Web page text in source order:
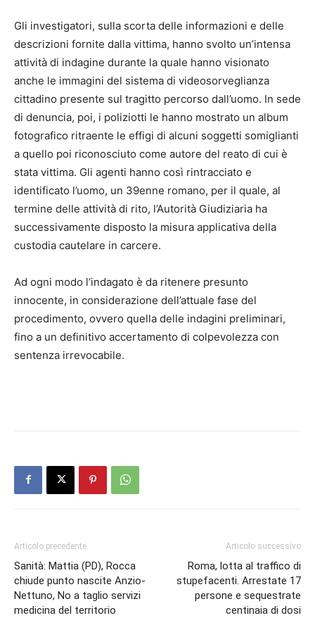
Gli investigatori, sulla scorta delle informazioni e delle
descrizioni fornite dalla vittima, hanno svolto un’intensa
attività di indagine durante la quale hanno visionato
anche le immagini del sistema di videosorveglianza
cittadino presente sul tragitto percorso dall’uomo. In sede
di denuncia, poi, i poliziotti le hanno mostrato un album
fotografico ritraente le effigi di alcuni soggetti somiglianti
a quello poi riconosciuto come autore del reato di cui è
stata vittima. Gli agenti hanno così rintracciato e
identificato l’uomo, un 39enne romano, per il quale, al
termine delle attività di rito, l’Autorità Giudiziaria ha
successivamente disposto la misura applicativa della
custodia cautelare in carcere.
Ad ogni modo l’indagato è da ritenere presunto
innocente, in considerazione dell’attuale fase del
procedimento, ovvero quella delle indagini preliminari,
fino a un definitivo accertamento di colpevolezza con
sentenza irrevocabile.
Articolo precedente
Sanità: Mattia (PD), Rocca
chiude punto nascite Anzio-
Nettuno, No a taglio servizi
medicina del territorio
Articolo successivo
Roma, lotta al traffico di
stupefacenti. Arrestate 17
persone e sequestrate
centinaia di dosi